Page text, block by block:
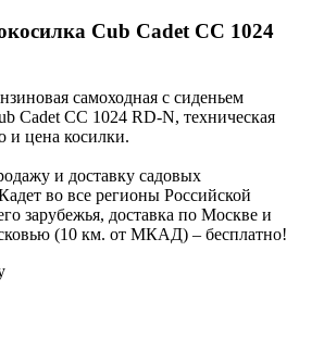
Cub Cadet CC 1024
самоходная с сиденьем
Cadet CC 1024 RD-N, техническая
и цена косилки.
и доставку садовых
во все регионы Российской
зарубежья, доставка по Москве и
(10 км. от МКАД) – бесплатно!